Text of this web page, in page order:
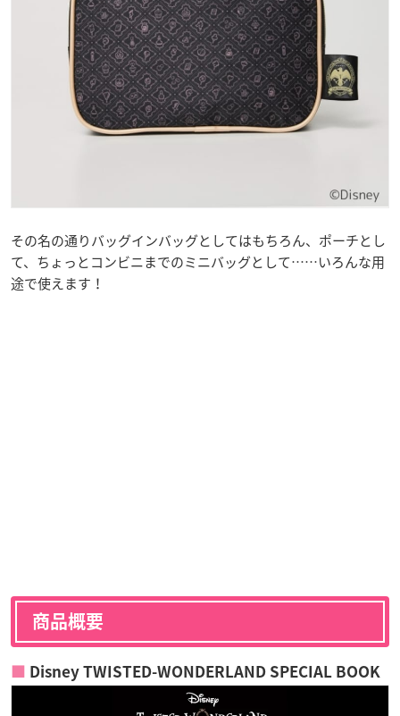
その名の通りバッグインバッグとしてはもちろん、ポーチとし
て、ちょっとコンビニまでのミニバッグとして……いろんな用
途で使えます！
商品概要
Disney TWISTED-WONDERLAND SPECIAL BOOK